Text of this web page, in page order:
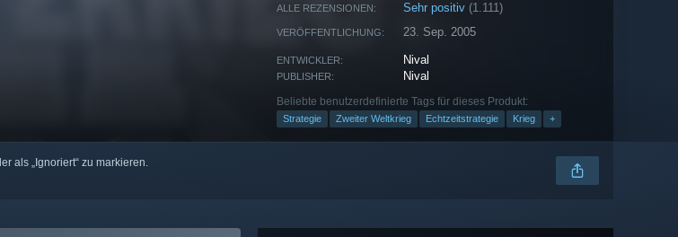
ALLE REZENSIONEN: Sehr positiv (1.111)
VERÖFFENTLICHUNG: 23. Sep. 2005
ENTWICKLER: Nival
PUBLISHER: Nival
Beliebte benutzerdefinierte Tags für dieses Produkt:
Strategie Zweiter Weltkrieg Echtzeitstrategie Krieg +
als „Ignoriert“ zu markieren.